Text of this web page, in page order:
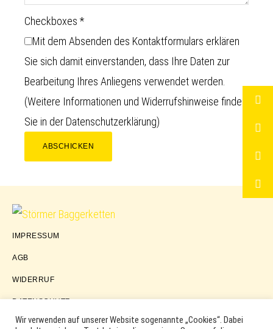
Checkboxes *
Mit dem Absenden des Kontaktformulars erklären
Sie sich damit einverstanden, dass Ihre Daten zur
Bearbeitung Ihres Anliegens verwendet werden.
(Weitere Informationen und Widerrufshinweise finden
Sie in der Datenschutzerklärung)
ABSCHICKEN
Störmer
IMPRESSUM
AGB
WIDERRUF
DATENSCHUTZ
Wir verwenden auf unserer Website sogenannte „Cookies“. Dabei